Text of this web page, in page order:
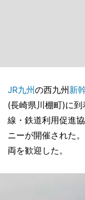
JR九州 の西九州 新
(長崎県川棚町)に
線・鉄道利用促進
ニーが開催された
両を歓迎した。